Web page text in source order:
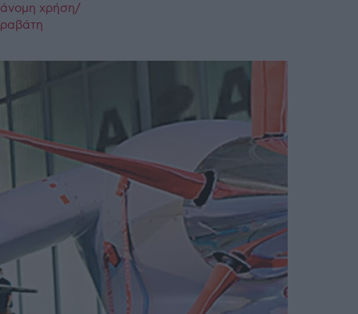
χρήση/